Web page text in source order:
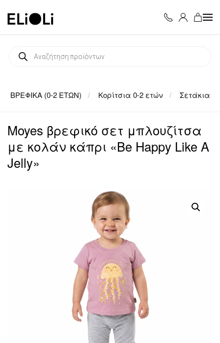
Skip to main content
Products
search
ΒΡΕΦΙΚΑ (0-2 ΕΤΩΝ) Κορίτσια 0-2 ετών Σετάκια
Moyes βρεφικό σετ μπλουζίτσα
με κολάν κάπρι «Be Happy Like A
Jelly»